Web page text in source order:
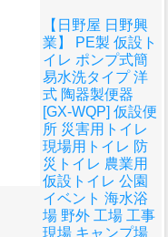
【日野屋 日野興
業】 PE製 仮設ト
イレ ポンプ式簡
易水洗タイプ 洋
式 陶器製便器
[GX-WQP] 仮設便
所 災害用トイレ
現場用トイレ 防
災トイレ 農業用
仮設トイレ 公園
イベント 海水浴
場 野外 工場 工事
現場 キャンプ場